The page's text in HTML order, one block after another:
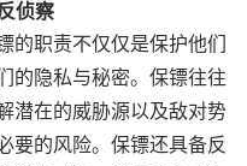
侦察
的职责不仅仅是保护他们
的隐私与秘密。保镖往往
潜在的威胁源以及敌对势
要的风险。保镖还具备反